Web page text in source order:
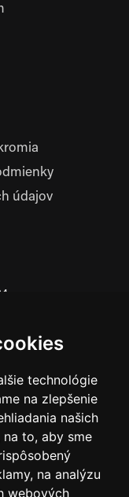
technológie
na zlepšenie
našich
to, aby sme
na analýzu
webových
údajov
vyhradené.
inak, nesmie byť